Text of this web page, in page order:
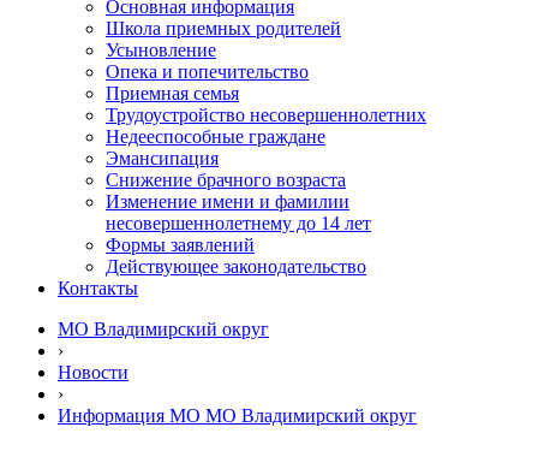
Основная информация
Школа приемных родителей
Усыновление
Опека и попечительство
Приемная семья
Трудоустройство несовершеннолетних
Недееспособные граждане
Эмансипация
Снижение брачного возраста
Изменение имени и фамилии
несовершеннолетнему до 14 лет
Формы заявлений
Действующее законодательство
Контакты
МО Владимирский округ
›
Новости
›
Информация МО МО Владимирский округ